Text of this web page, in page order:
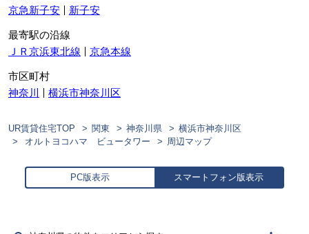
京急新子安
新子安
最寄駅の沿線
ＪＲ京浜東北線
京急本線
市区町村
神奈川
横浜市神奈川区
UR賃貸住宅TOP 関東 神奈川県
横浜市神奈川区
オルトヨコハマ ビュータワー
周辺マップ
PC版表示 スマートフォン版表示